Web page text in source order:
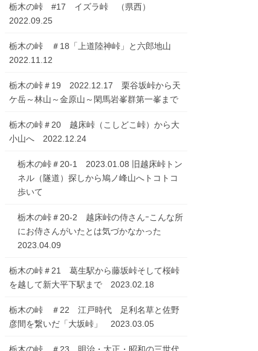
栃木の峠 #17 イズラ峠 （県西）
2022.09.25
栃木の峠 ＃18「上道陸神峠」と六郎地山
2022.11.12
栃木の峠＃19 2022.12.17 栗谷坂峠から天
ケ岳～林山～金原山～閑馬岩峯群第一峯まで
栃木の峠＃20 越床峠（こしどこ峠）から大
小山へ 2022.12.24
栃木の峠＃20-1 2023.01.08 旧越床峠トン
ネル（隧道）探しから鳩ノ峰山へトコトコ
歩いて
栃木の峠＃20-2 越床峠の侍さんｰこんな所
にお侍さんがいたとは気づかなかった
2023.04.09
栃木の峠＃21 葛生駅から藤坂峠そして桜峠
を越して新大平下駅まで 2023.02.18
栃木の峠 ＃22 江戸時代 足利名草と佐野
彦間を繋いだ「大坂峠」 2023.03.05